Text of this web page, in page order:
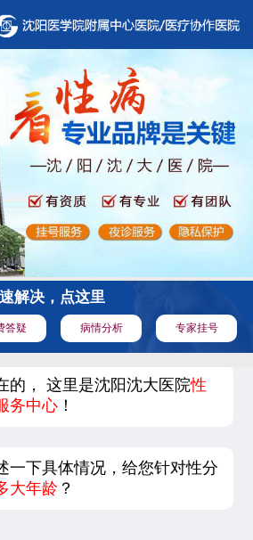
解决，点这里
答疑 病情分析 专家挂号
的， 这里是沈阳沈大医院性
务中心 ！
一下具体情况，给您针对性分
大年龄 ？